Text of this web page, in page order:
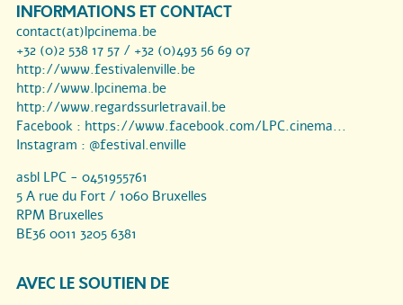
INFORMATIONS ET CONTACT
contact(at)lpcinema.be
+32 (0)2 538 17 57 / +32 (0)493 56 69 07
http://www.festivalenville.be
http://www.lpcinema.be
http://www.regardssurletravail.be
Facebook : https://www.facebook.com/LPC.cinema...
Instagram : @festival.enville
asbl LPC - 0451955761
5 A rue du Fort / 1060 Bruxelles
RPM Bruxelles
BE36 0011 3205 6381
AVEC LE SOUTIEN DE